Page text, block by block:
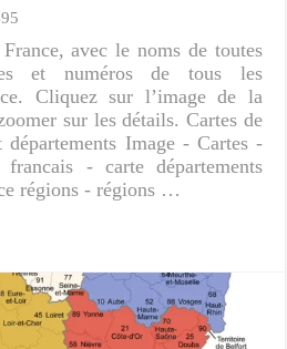
avec le noms de toutes
et numéros de tous les
Cliquez sur l’image de la
sur les détails. Cartes de
départements Image - Cartes -
- carte départements
régions - régions …